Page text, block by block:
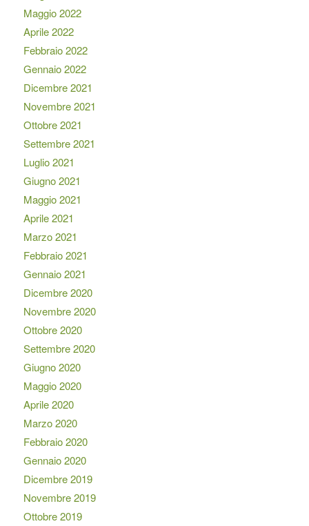
Maggio 2022
Aprile 2022
Febbraio 2022
Gennaio 2022
Dicembre 2021
Novembre 2021
Ottobre 2021
Settembre 2021
Luglio 2021
Giugno 2021
Maggio 2021
Aprile 2021
Marzo 2021
Febbraio 2021
Gennaio 2021
Dicembre 2020
Novembre 2020
Ottobre 2020
Settembre 2020
Giugno 2020
Maggio 2020
Aprile 2020
Marzo 2020
Febbraio 2020
Gennaio 2020
Dicembre 2019
Novembre 2019
Ottobre 2019